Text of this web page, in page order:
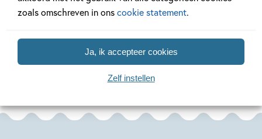
zoals omschreven in onscookie statement.
Ja, ik accepteer cookies
Zelf instellen
Lees meer
Bekijk alle artikelen